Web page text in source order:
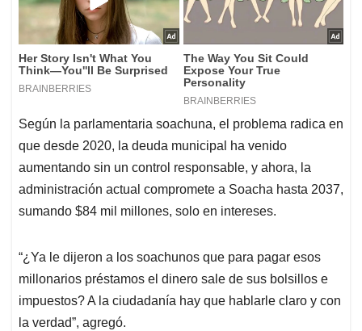
Según la parlamentaria soachuna, el problema radica en
que desde 2020, la deuda municipal ha venido
aumentando sin un control responsable, y ahora, la
administración actual compromete a Soacha hasta 2037,
sumando $84 mil millones, solo en intereses.
“¿Ya le dijeron a los soachunos que para pagar esos
millonarios préstamos el dinero sale de sus bolsillos e
impuestos? A la ciudadanía hay que hablarle claro y con
la verdad”, agregó.